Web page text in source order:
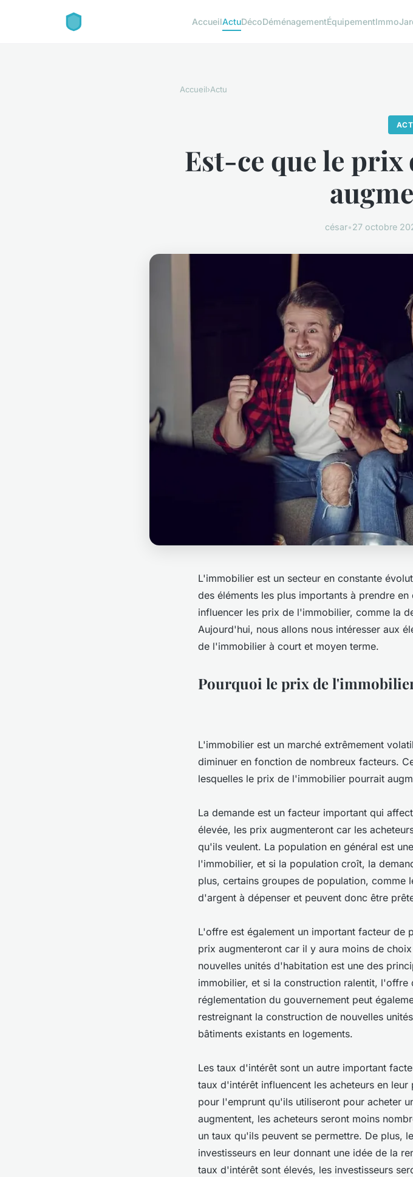
AccueilActuDécoDéménagementÉquipementImmo
Accueil›Actu
Est-ce que le
césar•27 octobre
L'immobilier est un secteur en constante
des éléments les plus importants à prendre
influencer les prix de l'immobilier, comme la
Aujourd'hui, nous allons nous intéresser aux
de l'immobilier à court et moyen terme.
Pourquoi le prix de
L'immobilier est un marché extrêmement
diminuer en fonction de nombreux facteurs.
lesquelles le prix de l'immobilier pourrait
La demande est un facteur important qui
élevée, les prix augmenteront car les
qu'ils veulent. La population en général est
l'immobilier, et si la population croît, la
plus, certains groupes de population, comme
d'argent à dépenser et peuvent donc être
L'offre est également un important facteur
prix augmenteront car il y aura moins de
nouvelles unités d'habitation est une des
immobilier, et si la construction ralentit, l'offre
réglementation du gouvernement peut
restreignant la construction de nouvelles
bâtiments existants en logements.
Les taux d'intérêt sont un autre important
taux d'intérêt influencent les acheteurs en
pour l'emprunt qu'ils utiliseront pour acheter
augmentent, les acheteurs seront moins
un taux qu'ils peuvent se permettre. De plus,
investisseurs en leur donnant une idée de la
taux d'intérêt sont élevés, les investisseurs